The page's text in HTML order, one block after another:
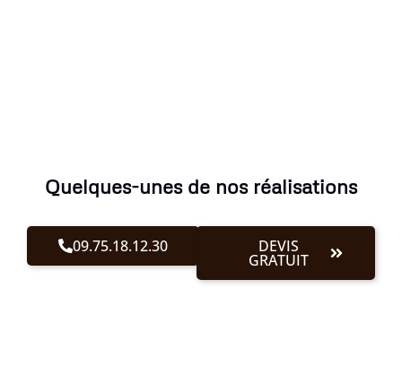
Quelques-unes de nos réalisations
09.75.18.12.30 DEVIS
GRATUIT